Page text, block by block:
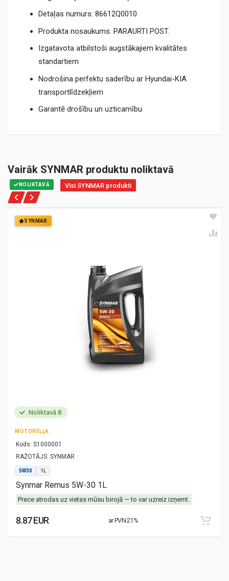
Detaļas numurs: 86612Q0010
Produkta nosaukums: PARAURTI POST.
Izgatavota atbilstoši augstākajiem kvalitātes
standartiem
Nodrošina perfektu saderību ar Hyundai-KIA
transportlīdzekļiem
Garantē drošību un uzticamību
Vairāk SYNMAR produktu noliktavā
NOLIKTAVĀ Visi SYNMAR produkti
SYNMAR
Noliktavā 8
MOTOREĻĻA
Kods: S1000001
RAŽOTĀJS: SYNMAR
5W30 1L
Synmar Remus 5W-30 1L
Prece atrodas uz vietas mūsu birojā — to var uzreiz izņemt.
8.87 EUR ar PVN 21%